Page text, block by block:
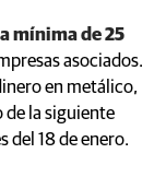
mínima de 25
asociados.
en metálico,
de la siguiente
del 18 de enero.